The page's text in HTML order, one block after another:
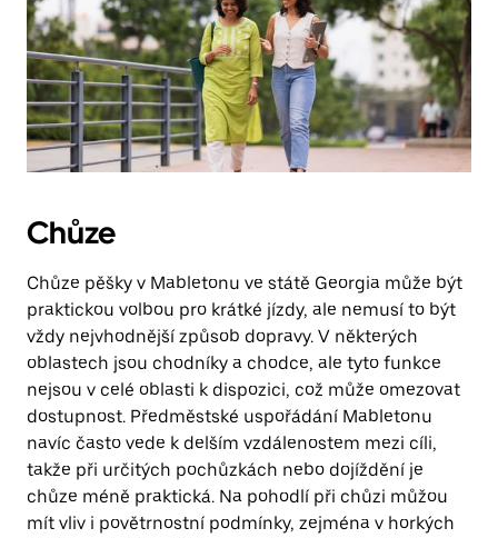
Chůze
Chůze pěšky v Mabletonu ve státě Georgia může být
praktickou volbou pro krátké jízdy, ale nemusí to být
vždy nejvhodnější způsob dopravy. V některých
oblastech jsou chodníky a chodce, ale tyto funkce
nejsou v celé oblasti k dispozici, což může omezovat
dostupnost. Předměstské uspořádání Mabletonu
navíc často vede k delším vzdálenostem mezi cíli,
takže při určitých pochůzkách nebo dojíždění je
chůze méně praktická. Na pohodlí při chůzi můžou
mít vliv i povětrnostní podmínky, zejména v horkých